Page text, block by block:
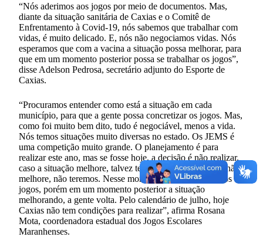
“Nós aderimos aos jogos por meio de documentos. Mas,
diante da situação sanitária de Caxias e o Comitê de
Enfrentamento à Covid-19, nós sabemos que trabalhar com
vidas, é muito delicado. E, nós não negociamos vidas. Nós
esperamos que com a vacina a situação possa melhorar, para
que em um momento posterior possa se trabalhar os jogos”,
disse Adelson Pedrosa, secretário adjunto do Esporte de
Caxias.
“Procuramos entender como está a situação em cada
município, para que a gente possa concretizar os jogos. Mas,
como foi muito bem dito, tudo é negociável, menos a vida.
Nós temos situações muito diversas no estado. Os JEMS é
uma competição muito grande. O planejamento é para
realizar este ano, mas se fosse hoje, a decisão é não realizar,
caso a situação melhore, talvez tenhamos este ano, caso não
melhore, não teremos. Nesse momento Caxias desiste dos
jogos, porém em um momento posterior a situação
melhorando, a gente volta. Pelo calendário de julho, hoje
Caxias não tem condições para realizar”, afirma Rosana
Mota, coordenadora estadual dos Jogos Escolares
Maranhenses.